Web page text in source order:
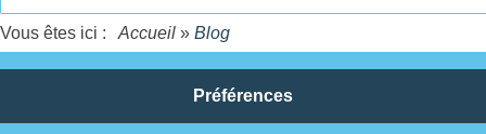
Vous êtes ici : Accueil » Blog
Préférences